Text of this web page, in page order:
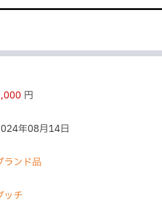
円
年08月14日
ランド品
ッチ